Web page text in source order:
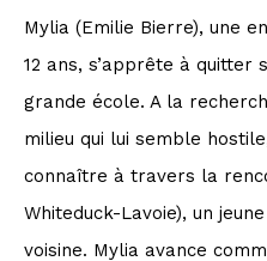
Mylia (Emilie Bierre), une enfant timide et farouche de
12 ans, s’apprête à
grande école. A la
milieu qui lui semble
connaître à travers la
Whiteduck-Lavoie), un
voisine. Mylia avance